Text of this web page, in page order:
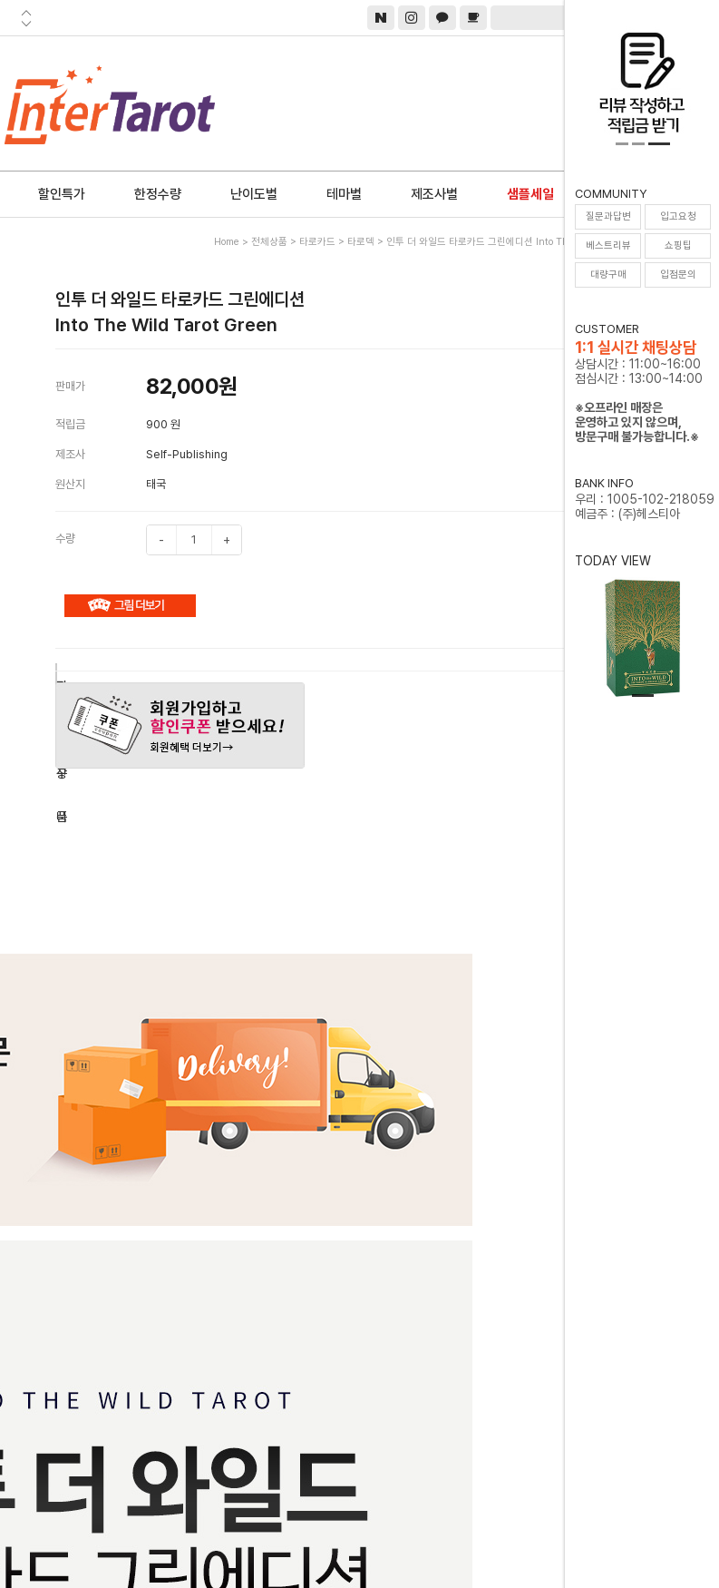
할인특가 한정수량 난이도별 테마별 제조사별 샘플세일 0
COMMUNITY
질문과답변 입고요청
베스트리뷰 쇼핑팁
대량구매 입점문의
CUSTOMER
1:1 실시간 채팅상담
상담시간 : 11:00~16:00
점심시간 : 13:00~14:00
※오프라인 매장은
운영하고 있지 않으며,
방문구매 불가능합니다.※
BANK INFO
우리 : 1005-102-218059
예금주 : (주)헤스티아
TODAY VIEW
Home > 전체상품 > 타로카드 > 타로덱 > 인투 더 와일드 타로카드 그린에디션 Into The Wild Tarot Green
인투 더 와일드 타로카드 그린에디션
Into The Wild Tarot Green
판매가 82,000원
적립금 900 원
제조사 Self-Publishing
원산지 태국
수량 - +
구
하
기
장
구
니
관
상
품